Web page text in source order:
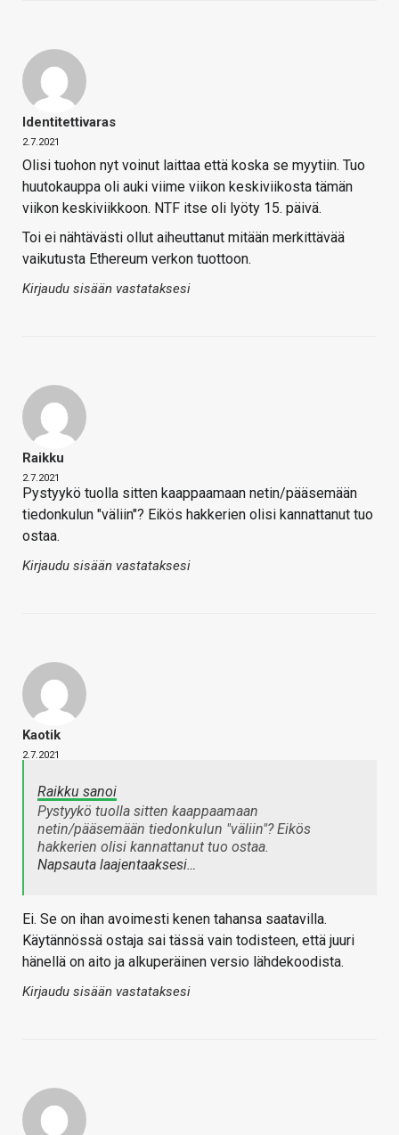
Identitettivaras
2.7.2021
Olisi tuohon nyt voinut laittaa että koska se myytiin. Tuo
huutokauppa oli auki viime viikon keskiviikosta tämän
viikon keskiviikkoon. NTF itse oli lyöty 15. päivä.
Toi ei nähtävästi ollut aiheuttanut mitään merkittävää
vaikutusta Ethereum verkon tuottoon.
Kirjaudu sisään vastataksesi
Raikku
2.7.2021
Pystyykö tuolla sitten kaappaamaan netin/pääsemään
tiedonkulun "väliin"? Eikös hakkerien olisi kannattanut tuo
ostaa.
Kirjaudu sisään vastataksesi
Kaotik
2.7.2021
Raikku sanoi
Pystyykö tuolla sitten kaappaamaan
netin/pääsemään tiedonkulun "väliin"? Eikös
hakkerien olisi kannattanut tuo ostaa.
Napsauta laajentaaksesi…
Ei. Se on ihan avoimesti kenen tahansa saatavilla.
Käytännössä ostaja sai tässä vain todisteen, että juuri
hänellä on aito ja alkuperäinen versio lähdekoodista.
Kirjaudu sisään vastataksesi